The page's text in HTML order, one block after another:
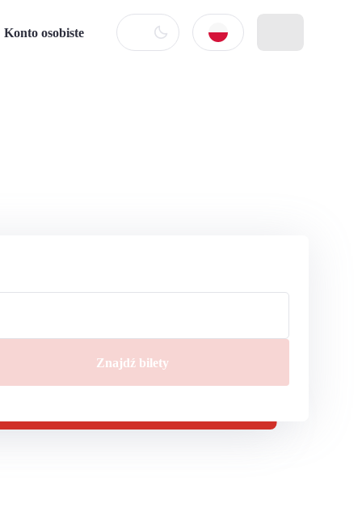
Konto osobiste
Znajdź bilety